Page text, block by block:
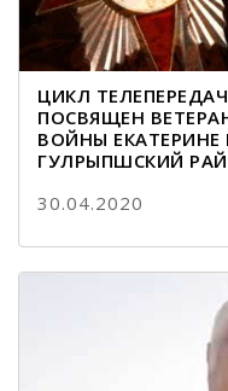
ЦИКЛ
ПОСВЯЩЕН
ВОЙНЫ ЕКАТЕРИНЕ
ГУЛРЫПШСКИЙ
30.04.2020